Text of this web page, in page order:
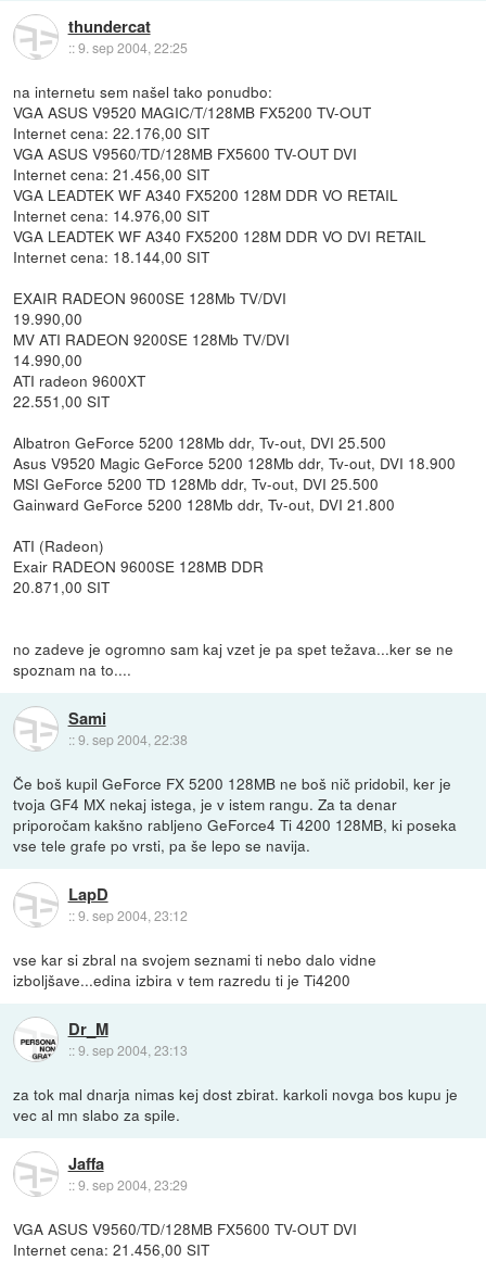
thundercat
::9. sep 2004, 22:25
na internetu sem našel tako ponudbo:
VGA ASUS V9520 MAGIC/T/128MB FX5200 TV-OUT
Internet cena: 22.176,00 SIT
VGA ASUS V9560/TD/128MB FX5600 TV-OUT DVI
Internet cena: 21.456,00 SIT
VGA LEADTEK WF A340 FX5200 128M DDR VO RETAIL
Internet cena: 14.976,00 SIT
VGA LEADTEK WF A340 FX5200 128M DDR VO DVI RETAIL
Internet cena: 18.144,00 SIT
EXAIR RADEON 9600SE 128Mb TV/DVI
19.990,00
MV ATI RADEON 9200SE 128Mb TV/DVI
14.990,00
ATI radeon 9600XT
22.551,00 SIT
Albatron GeForce 5200 128Mb ddr, Tv-out, DVI 25.500
Asus V9520 Magic GeForce 5200 128Mb ddr, Tv-out, DVI 18.900
MSI GeForce 5200 TD 128Mb ddr, Tv-out, DVI 25.500
Gainward GeForce 5200 128Mb ddr, Tv-out, DVI 21.800
ATI (Radeon)
Exair RADEON 9600SE 128MB DDR
20.871,00 SIT
no zadeve je ogromno sam kaj vzet je pa spet težava...ker se ne
spoznam na to....
Sami
::9. sep 2004, 22:38
Če boš kupil GeForce FX 5200 128MB ne boš nič pridobil, ker je
tvoja GF4 MX nekaj istega, je v istem rangu. Za ta denar
priporočam kakšno rabljeno GeForce4 Ti 4200 128MB, ki poseka
vse tele grafe po vrsti, pa še lepo se navija.
LapD
::9. sep 2004, 23:12
vse kar si zbral na svojem seznami ti nebo dalo vidne
izboljšave...edina izbira v tem razredu ti je Ti4200
Dr_M
::9. sep 2004, 23:13
za tok mal dnarja nimas kej dost zbirat. karkoli novga bos kupu je
vec al mn slabo za spile.
Jaffa
::9. sep 2004, 23:29
VGA ASUS V9560/TD/128MB FX5600 TV-OUT DVI
Internet cena: 21.456,00 SIT